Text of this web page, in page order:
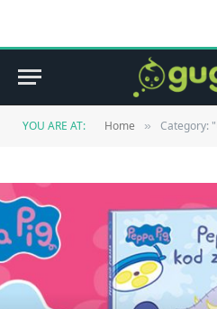
YOU ARE AT: Home » Category: